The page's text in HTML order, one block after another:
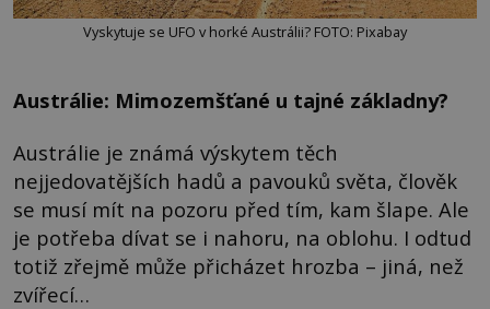
Vyskytuje se UFO v horké Austrálii? FOTO: Pixabay
Austrálie: Mimozemšťané u tajné základny?
Austrálie je známá výskytem těch
nejjedovatějších hadů a pavouků světa, člověk
se musí mít na pozoru před tím, kam šlape. Ale
je potřeba dívat se i nahoru, na oblohu. I odtud
totiž zřejmě může přicházet hrozba – jiná, než
zvířecí…